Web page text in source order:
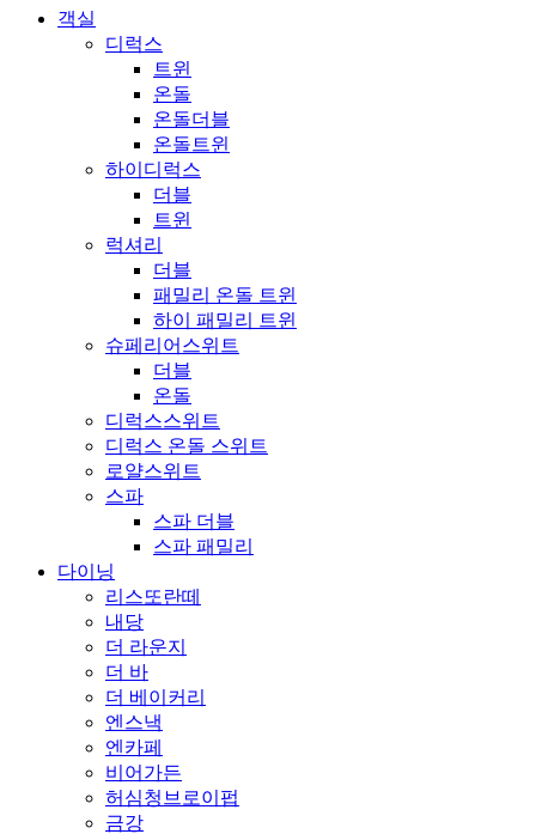
객실
디럭스
트윈
온돌
온돌더블
온돌트윈
하이디럭스
더블
트윈
럭셔리
더블
패밀리 온돌 트윈
하이 패밀리 트윈
슈페리어스위트
더블
온돌
디럭스스위트
디럭스 온돌 스위트
로얄스위트
스파
스파 더블
스파 패밀리
다이닝
리스또란떼
내당
더 라운지
더 바
더 베이커리
엔스낵
엔카페
비어가든
허심청브로이펍
금강